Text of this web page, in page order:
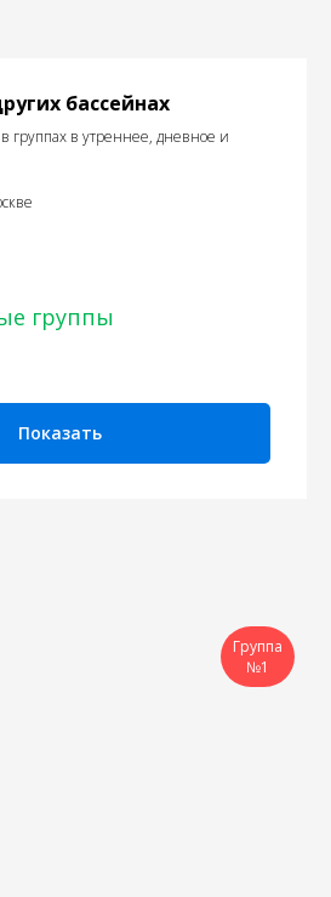
бассейнах
группах в утреннее, дневное и
группы
Показать
Группа
№1